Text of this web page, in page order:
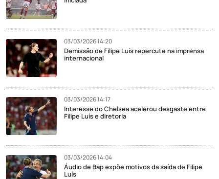
03/03/2026 14:20
Demissão de Filipe Luís repercute na imprensa
internacional
03/03/2026 14:17
Interesse do Chelsea acelerou desgaste entre
Filipe Luís e diretoria
03/03/2026 14:04
Áudio de Bap expõe motivos da saída de Filipe
Luís